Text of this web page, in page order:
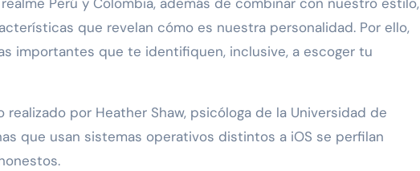
realme Perú y Colombia, además de combinar con nuestro estilo,
que revelan cómo es nuestra personalidad. Por ello,
importantes que te identifiquen, inclusive, a escoger tu
realizado por Heather Shaw, psicóloga de la Universidad de
que usan sistemas operativos distintos a iOS se perfilan